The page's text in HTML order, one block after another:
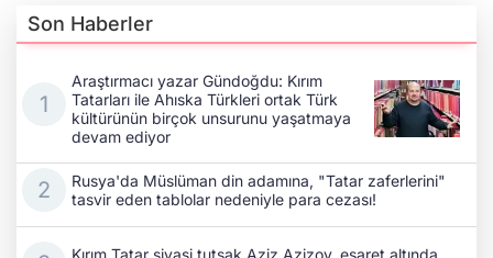
Son Haberler
Araştırmacı yazar Gündoğdu: Kırım
Tatarları ile Ahıska Türkleri ortak Türk
kültürünün birçok unsurunu yaşatmaya
devam ediyor
Rusya'da Müslüman din adamına, "Tatar zaferlerini"
tasvir eden tablolar nedeniyle para cezası!
Kırım Tatar siyasi tutsak Aziz Azizov, esaret altında